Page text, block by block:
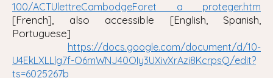
100/ACTUlettreCambodgeForet a proteger.htm
[French], also accessible [English, Spanish,
Portuguese]
https://docs.google.com/document/d/10-
U4EkLXLLlg7f-O6mWNJ40OIy3UXivXrAzi8KcrpsQ/edit?
ts=6025267b